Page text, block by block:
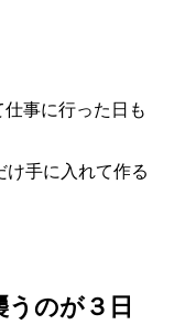
事に行った日も
手に入れて作る
のが３日